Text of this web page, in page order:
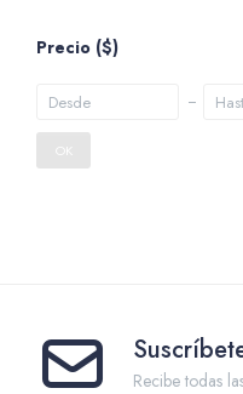
Precio ($)
OK
Recibe todas